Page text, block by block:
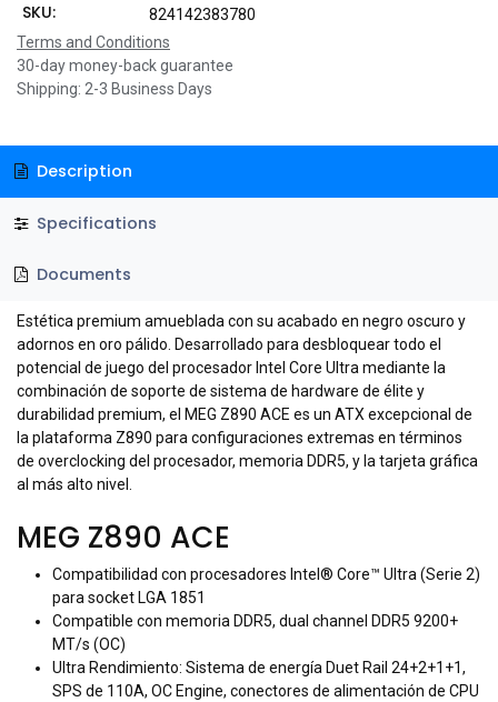
SKU:
824142383780
Terms and Conditions
30-day money-back guarantee
Shipping: 2-3 Business Days
Description
Specifications
Documents
Estética premium amueblada con su acabado en negro oscuro y
adornos en oro pálido. Desarrollado para desbloquear todo el
potencial de juego del procesador Intel Core Ultra mediante la
combinación de soporte de sistema de hardware de élite y
durabilidad premium, el MEG Z890 ACE es un ATX excepcional de
la plataforma Z890 para configuraciones extremas en términos
de overclocking del procesador, memoria DDR5, y la tarjeta gráfica
al más alto nivel.
MEG Z890 ACE
Compatibilidad con procesadores Intel® Core™ Ultra (Serie 2)
para socket LGA 1851
Compatible con memoria DDR5, dual channel DDR5 9200+
MT/s (OC)
Ultra Rendimiento: Sistema de energía Duet Rail 24+2+1+1,
SPS de 110A, OC Engine, conectores de alimentación de CPU